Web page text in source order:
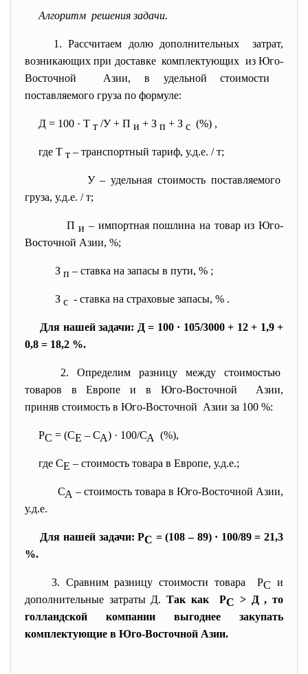
Алгоритм решения задачи.
1. Рассчитаем долю дополнительных затрат,
возникающих при доставке комплектующих из Юго-
Восточной Азии, в удельной стоимости
поставляемого груза по формуле:
Д = 100 · Т т /У + П и + З п + З с (%) ,
где Т т – транспортный тариф, у.д.е. / т;
У – удельная стоимостьпоставляемого
груза, у.д.е. / т;
Пи – импортная пошлина на товар из Юго-
Восточной Азии, %;
З п – ставка на запасы в пути, % ;
З с - ставка на страховые запасы, % .
Для нашей задачи: Д = 100 · 105/3000 + 12 + 1,9 +
0,8 = 18,2 %.
2. Определим разницу между стоимостью
товаров в Европе и в Юго-Восточной Азии,
приняв стоимость в Юго-Восточной Азии за 100 %:
РС = (СЕ – СА) · 100/СА (%),
где СЕ – стоимость товара в Европе, у.д.е.;
СА – стоимость товара в Юго-Восточной Азии,
у.д.е.
Для нашей задачи: РС = (108 – 89) · 100/89 = 21,3
%.
3. Сравним разницу стоимости товара РС и
дополнительные затраты Д.Так как РС > Д , то
голландской компании выгоднее закупать
комплектующие в Юго-Восточной Азии.